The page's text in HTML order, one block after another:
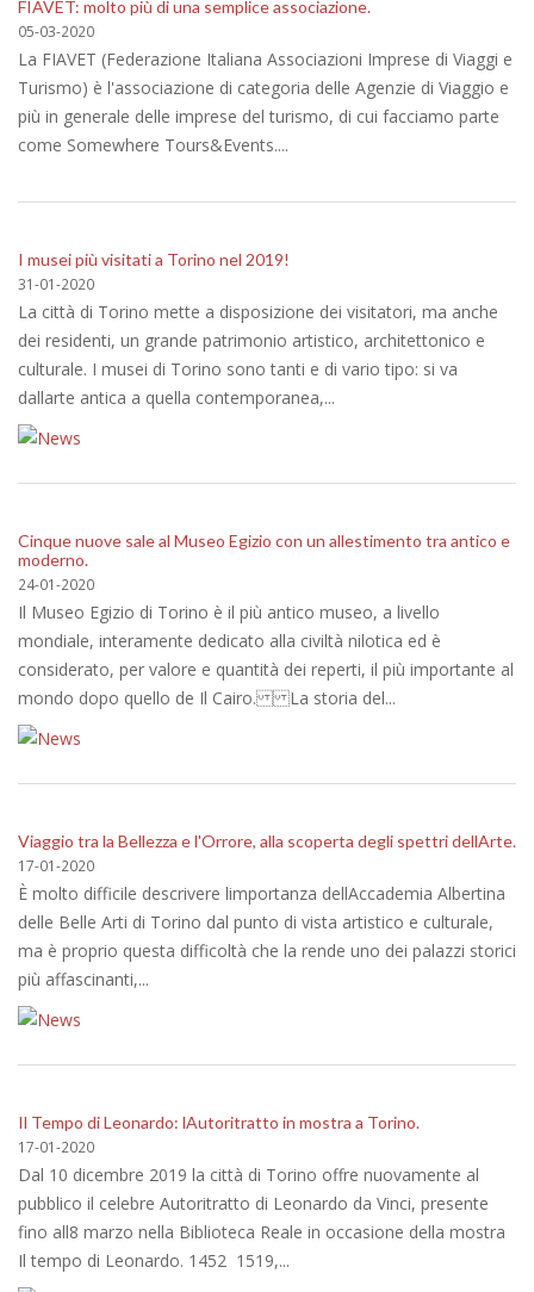
FIAVET: molto più di una semplice associazione.
05-03-2020
La FIAVET (Federazione Italiana Associazioni Imprese di Viaggi e
Turismo) è l'associazione di categoria delle Agenzie di Viaggio e
più in generale delle imprese del turismo, di cui facciamo parte
come Somewhere Tours&Events....
I musei più visitati a Torino nel 2019!
31-01-2020
La città di Torino mette a disposizione dei visitatori, ma anche
dei residenti, un grande patrimonio artistico, architettonico e
culturale. I musei di Torino sono tanti e di vario tipo: si va
dallarte antica a quella contemporanea,...
Cinque nuove sale al Museo Egizio con un allestimento tra antico e
moderno.
24-01-2020
Il Museo Egizio di Torino è il più antico museo, a livello
mondiale, interamente dedicato alla civiltà nilotica ed è
considerato, per valore e quantità dei reperti, il più importante al
mondo dopo quello de Il Cairo. La storia del...
Viaggio tra la Bellezza e l'Orrore, alla scoperta degli spettri dellArte.
17-01-2020
È molto difficile descrivere limportanza dellAccademia Albertina
delle Belle Arti di Torino dal punto di vista artistico e culturale,
ma è proprio questa difficoltà che la rende uno dei palazzi storici
più affascinanti,...
Il Tempo di Leonardo: lAutoritratto in mostra a Torino.
17-01-2020
Dal 10 dicembre 2019 la città di Torino offre nuovamente al
pubblico il celebre Autoritratto di Leonardo da Vinci, presente
fino all8 marzo nella Biblioteca Reale in occasione della mostra
Il tempo di Leonardo. 1452  1519,...